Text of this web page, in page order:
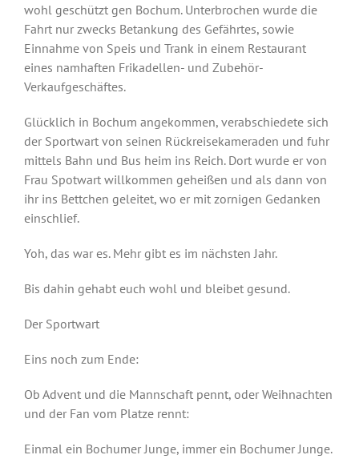
wohl geschützt gen Bochum. Unterbrochen wurde die
Fahrt nur zwecks Betankung des Gefährtes, sowie
Einnahme von Speis und Trank in einem Restaurant
eines namhaften Frikadellen- und Zubehör-
Verkaufgeschäftes.
Glücklich in Bochum angekommen, verabschiedete sich
der Sportwart von seinen Rückreisekameraden und fuhr
mittels Bahn und Bus heim ins Reich. Dort wurde er von
Frau Spotwart willkommen geheißen und als dann von
ihr ins Bettchen geleitet, wo er mit zornigen Gedanken
einschlief.
Yoh, das war es. Mehr gibt es im nächsten Jahr.
Bis dahin gehabt euch wohl und bleibet gesund.
Der Sportwart
Eins noch zum Ende:
Ob Advent und die Mannschaft pennt, oder Weihnachten
und der Fan vom Platze rennt:
Einmal ein Bochumer Junge, immer ein Bochumer Junge.